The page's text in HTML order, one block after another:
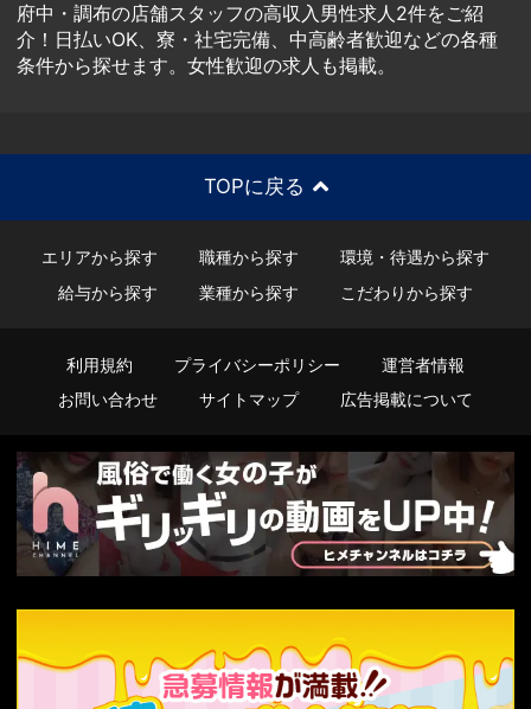
府中・調布の店舗スタッフの高収入男性求人2件をご紹
介！日払いOK、寮・社宅完備、中高齢者歓迎などの各種
条件から探せます。女性歓迎の求人も掲載。
TOPに戻る
エリアから探す 職種から探す
環境・待遇から探す
給与から探す
業種から探す こだわりから探す
利用規約 プライバシーポリシー
運営者情報
お問い合わせ
サイトマップ 広告掲載について